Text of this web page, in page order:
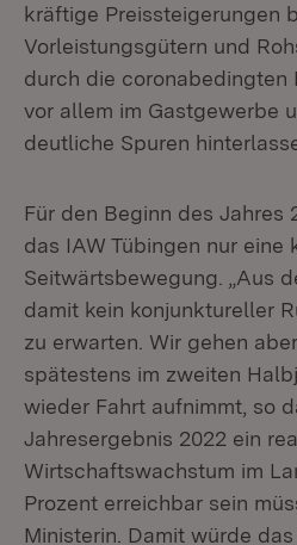
kräftige Preissteigerungen
Vorleistungsgütern und
durch die coronabedingten
vor allem im Gastgewerbe
deutliche Spuren
Für den Beginn des Jahres
das IAW Tübingen nur eine
Seitwärtsbewegung. „Aus
damit kein konjunktureller
zu erwarten. Wir gehen
spätestens im zweiten
wieder Fahrt aufnimmt, so
Jahresergebnis 2022 ein
Wirtschaftswachstum im
Prozent erreichbar sein
Ministerin. Damit würde